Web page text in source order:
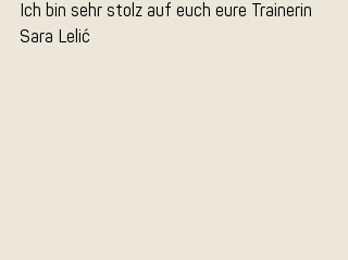
Ich bin sehr stolz auf euch eure Trainerin
Sara Lelić